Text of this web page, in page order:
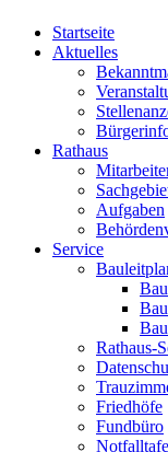
Startseite
Aktuelles
Rathaus
Aufgaben
Service
Rathaus-
Friedhöfe
Fundbüro